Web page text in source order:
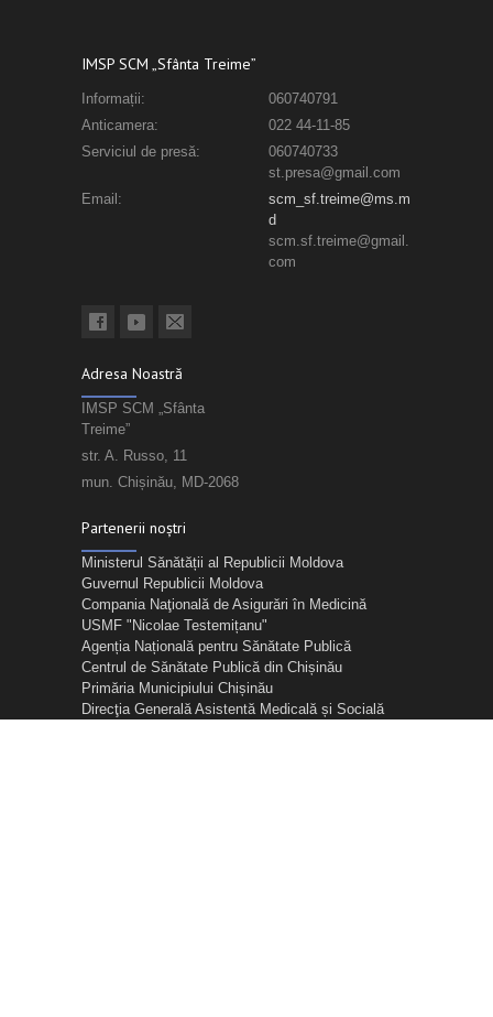
IMSP SCM „Sfânta Treime”
Informații:
060740791
Anticamera:
022 44-11-85
Serviciul de presă:
060740733
st.presa@gmail.com
Email:
scm_sf.treime@ms.m
d
scm.sf.treime@gmail.
com
Adresa Noastră
IMSP SCM „Sfânta
Treime”
str. A. Russo, 11
mun. Chișinău, MD-2068
Partenerii noștri
Ministerul Sănătății al Republicii Moldova
Guvernul Republicii Moldova
Compania Naţională de Asigurări în Medicină
USMF "Nicolae Testemițanu"
Agenția Națională pentru Sănătate Publică
Centrul de Sănătate Publică din Chișinău
Primăria Municipiului Chișinău
Direcţia Generală Asistentă Medicală și Socială